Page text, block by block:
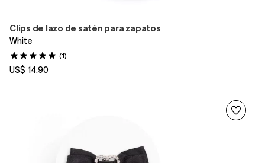
Clips de lazo de satén para zapatos
White
(1)
US$ 14.90